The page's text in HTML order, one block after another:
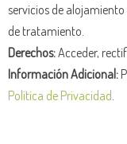
servicios de
de tratamiento.
Derechos:Acceder,
Información Adicional:
Política de Privacidad